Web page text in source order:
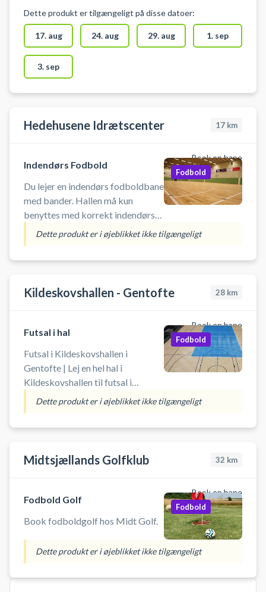
fodbold i centrum af København.
Indendørs fodboldbane klar til
booking - midt i København hos
DGI Byen. DGI Byen på
Tietgensgade 65, 1704
København V, byder udover
fodboldbane på en række andre
lokaler.
Dette produkt er tilgængeligt på disse datoer:
17. aug 24. aug 29. aug 1. sep
3. sep
Hedehusene Idrætscenter 17 km
Book en bane
Indendørs Fodbold
Du lejer en indendørs fodboldbane
med bander. Hallen må kun
benyttes med korrekt indendørs
fodtøj - ingen sorte såler. OBS. Få
gange om året er banderne nede.
Ring evt. til hallen på: 43 35 28​ 60
Fodbold
Dette produkt er i øjeblikket ikke tilgængeligt
Kildeskovshallen - Gentofte 28 km
Book en bane
Futsal i hal
Futsal i Kildeskovshallen i
Gentofte | Lej en hel hal i
Kildeskovshallen til futsal i
Gentofte. Book hele hallen
(40x20meter) og spil futsal i
Kildeskovshallen beliggende på
Udover futsal på håndboldmål, er
der basket kurve (1 bane),
volleyball net (3 baner) samt
være minimum en person over 18
år til stede.
Fodbold
Dette produkt er i øjeblikket ikke tilgængeligt
Midtsjællands Golfklub 32 km
Book en bane
Fodbold Golf
Book fodboldgolf hos Midt Golf.
Fodbold
Dette produkt er i øjeblikket ikke tilgængeligt